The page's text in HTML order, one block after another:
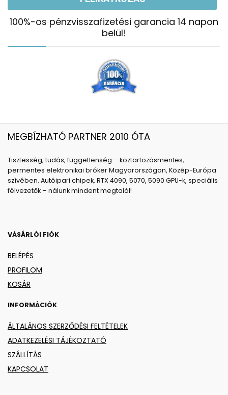
100%-os pénzvisszafizetési garancia 14 napon
belül!
MEGBÍZHATÓ PARTNER 2010 ÓTA
Tisztesség, tudás, függetlenség – köztartozásmentes,
permentes elektronikai bróker Magyarországon, Közép-Európa
szívében. Autóipari chipek, RTX 4090, 5070, 5090 GPU-k, speciális
félvezetők – nálunk mindent megtalál!
VÁSÁRLÓI FIÓK
BELÉPÉS
PROFILOM
KOSÁR
INFORMÁCIÓK
ÁLTALÁNOS SZERZŐDÉSI FELTÉTELEK
ADATKEZELÉSI TÁJÉKOZTATÓ
SZÁLLÍTÁS
KAPCSOLAT